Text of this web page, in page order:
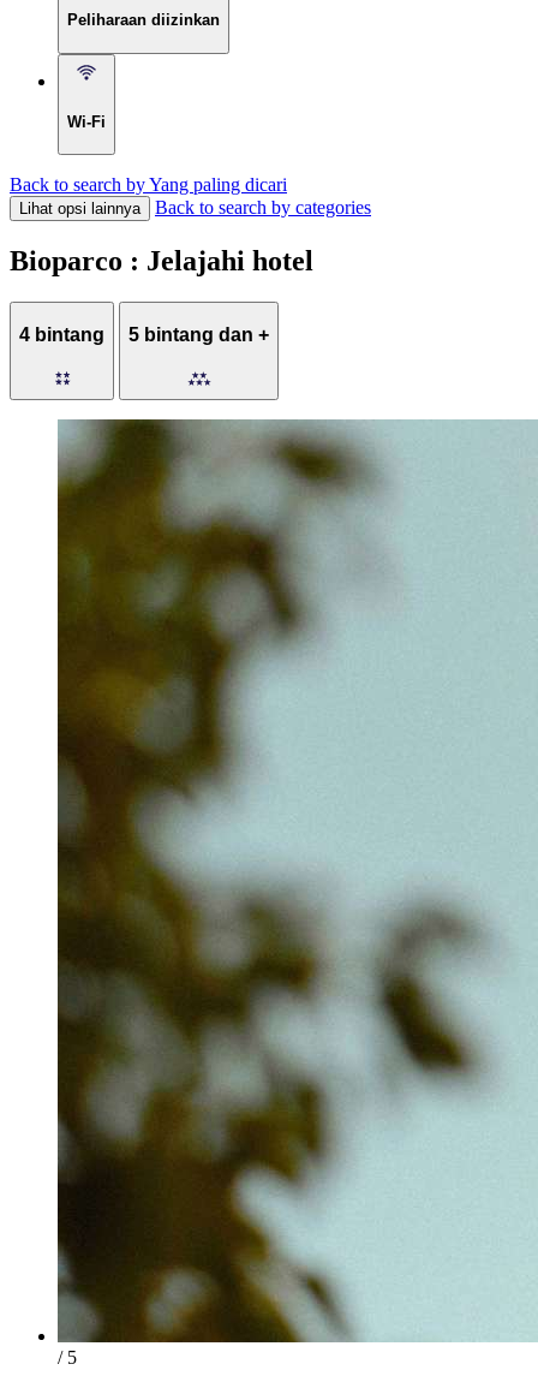
Peliharaan diizinkan
Wi-Fi
Back to search by Yang paling dicari
Lihat opsi lainnya Back to search by categories
Bioparco : Jelajahi hotel
4 bintang 5 bintang dan +
/ 5